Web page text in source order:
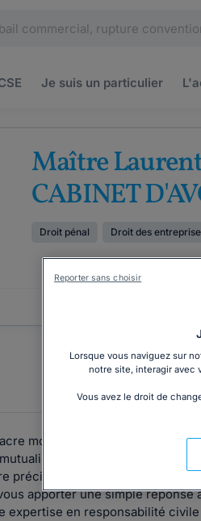
Je suis un particulier
Maître
CABINET
Droit pénal Droit des
mon activité essentielle au
nos diverses
précise afin de vous aider à
apporter une simple réponse
expertise en responsabilité
Lorsque vous naviguez sur
notre site, interagir avec
Vous avez le droit de
Reporter sans choisir